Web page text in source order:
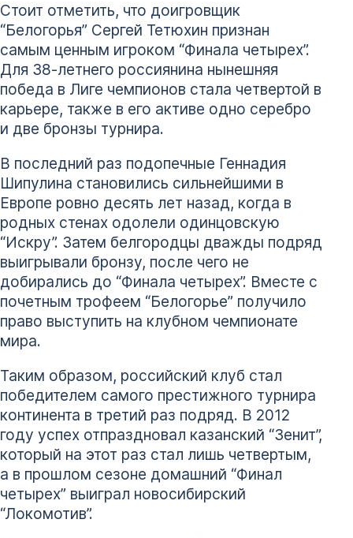
Стоит отметить, что доигровщик
“Белогорья” Сергей Тетюхин признан
самым ценным игроком “Финала четырех”.
Для 38-летнего россиянина нынешняя
победа в Лиге чемпионов стала четвертой в
карьере, также в его активе одно серебро
и две бронзы турнира.
В последний раз подопечные Геннадия
Шипулина становились сильнейшими в
Европе ровно десять лет назад, когда в
родных стенах одолели одинцовскую
“Искру”. Затем белгородцы дважды подряд
выигрывали бронзу, после чего не
добирались до “Финала четырех”. Вместе с
почетным трофеем “Белогорье” получило
право выступить на клубном чемпионате
мира.
Таким образом, российский клуб стал
победителем самого престижного турнира
континента в третий раз подряд. В 2012
году успех отпраздновал казанский “Зенит”,
который на этот раз стал лишь четвертым,
а в прошлом сезоне домашний “Финал
четырех” выиграл новосибирский
“Локомотив”.